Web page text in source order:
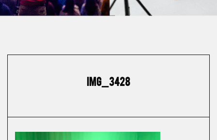
IMG_3428